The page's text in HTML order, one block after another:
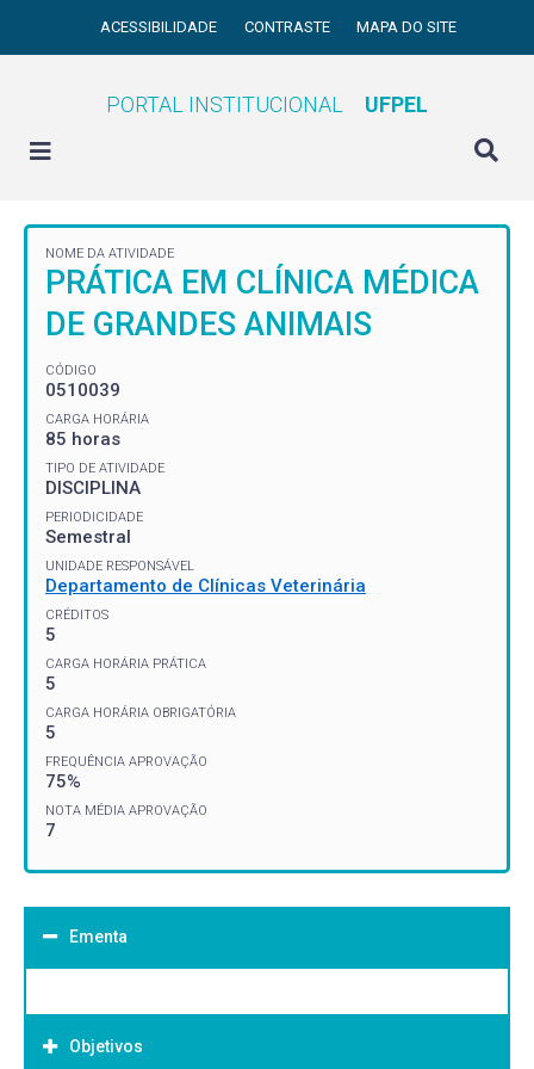
ACESSIBILIDADE CONTRASTE MAPA DO SITE
PORTAL INSTITUCIONAL UFPEL
NOME DA ATIVIDADE
PRÁTICA EM CLÍNICA MÉDICA
DE GRANDES ANIMAIS
CÓDIGO
0510039
CARGA HORÁRIA
85 horas
TIPO DE ATIVIDADE
DISCIPLINA
PERIODICIDADE
Semestral
UNIDADE RESPONSÁVEL
Departamento de Clínicas Veterinária
CRÉDITOS
5
CARGA HORÁRIA PRÁTICA
5
CARGA HORÁRIA OBRIGATÓRIA
5
FREQUÊNCIA APROVAÇÃO
75%
NOTA MÉDIA APROVAÇÃO
7
Ementa
Objetivos